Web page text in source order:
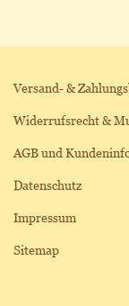
Versand- &
Widerrufsrecht &
AGB und
Datenschutz
Impressum
Sitemap